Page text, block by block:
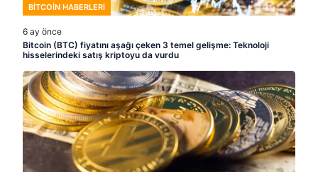
BITCOIN HABERLERI
6 ay önce
Bitcoin (BTC) fiyatını aşağı çeken 3 temel gelişme: Teknoloji
hisselerindeki satış kriptoyu da vurdu